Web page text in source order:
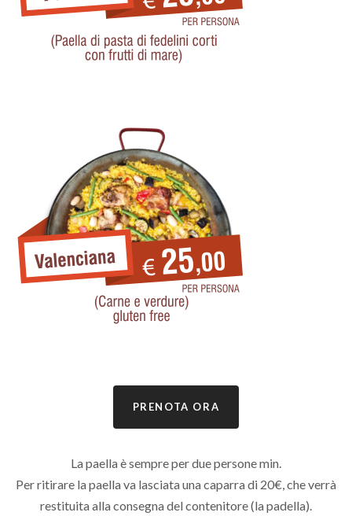
PRENOTA ORA
La paella è sempre per due persone min.
Per ritirare la paella va lasciata una caparra di 20€, che verrà
restituita alla consegna del contenitore (la padella).